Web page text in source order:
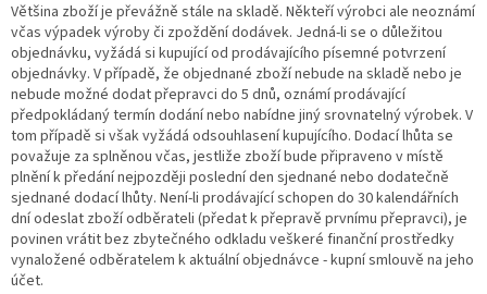
Většina zboží je převážně stále na skladě. Někteří výrobci ale neoznámí
včas výpadek výroby či zpoždění dodávek. Jedná-li se o důležitou
objednávku, vyžádá si kupující od prodávajícího písemné potvrzení
objednávky. V případě, že objednané zboží nebude na skladě nebo je
nebude možné dodat přepravci do 5 dnů, oznámí prodávající
předpokládaný termín dodání nebo nabídne jiný srovnatelný výrobek. V
tom případě si však vyžádá odsouhlasení kupujícího. Dodací lhůta se
považuje za splněnou včas, jestliže zboží bude připraveno v místě
plnění k předání nejpozději poslední den sjednané nebo dodatečně
sjednané dodací lhůty. Není-li prodávající schopen do 30 kalendářních
dní odeslat zboží odběrateli (předat k přepravě prvnímu přepravci), je
povinen vrátit bez zbytečného odkladu veškeré finanční prostředky
vynaložené odběratelem k aktuální objednávce - kupní smlouvě na jeho
účet.